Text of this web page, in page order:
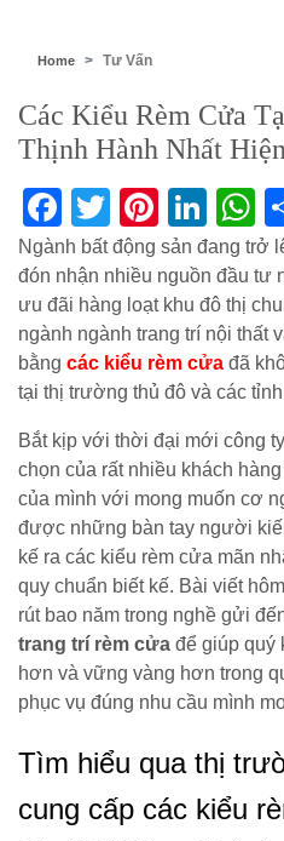
Home Tư Vấn
Các Kiểu Rèm Cửa
Thịnh Hành Nhất
Facebook
Twitter
Ngành bất động sản đang trở
đón nhận nhiều nguồn đầu tư
ưu đãi hàng loạt khu đô thị
ngành ngành trang trí nội thất
bằng các kiểu rèm cửa đã
tại thị trường thủ đô và các
Bắt kịp với thời đại mới công
chọn của rất nhiều khách
của mình với mong muốn cơ
được những bàn tay người
kế ra các kiểu rèm cửa mãn
quy chuẩn biết kế. Bài viết
rút bao năm trong nghề gửi
trang trí rèm cửa để giúp quý
hơn và vững vàng hơn trong
phục vụ đúng nhu cầu mình
Tìm hiểu qua thị
cung cấp các kiểu